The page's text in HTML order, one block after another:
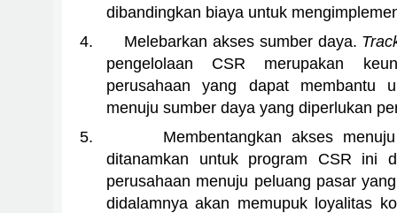
dibandingkan biaya untuk
4.
Melebarkan akses sumber daya.
pengelolaan CSR merupakan
perusahaan yang dapat membantu
menuju sumber daya yang diperlukan
5.
Membentangkan akses
ditanamkan untuk program CSR ini
perusahaan menuju peluang pasar
didalamnya akan memupuk loyalitas